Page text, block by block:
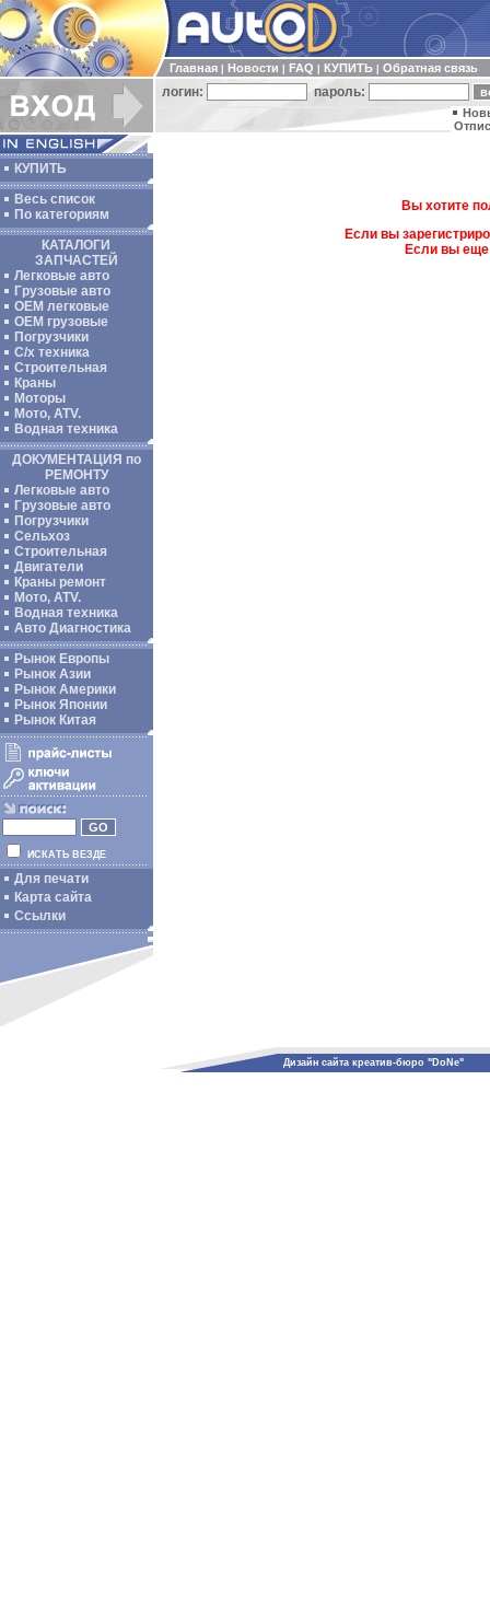
Главная Новости FAQ КУПИТЬ Обратная связь
логин: пароль:
КУПИТЬ
Весь список
По категориям
КАТАЛОГИ
ЗАПЧАСТЕЙ
Легковые авто
Грузовые авто
ОЕМ легковые
OEM грузовые
Погрузчики
С/х техника
Строительная
Краны
Моторы
Мото, ATV.
Водная техника
ДОКУМЕНТАЦИЯ по
РЕМОНТУ
Легковые авто
Грузовые авто
Погрузчики
Сельхоз
Строительная
Двигатели
Краны ремонт
Мото, ATV.
Водная техника
Авто Диагностика
Рынок Европы
Рынок Азии
Рынок Америки
Рынок Японии
Рынок Китая
ИСКАТЬ ВЕЗДЕ
Для печати
Карта сайта
Ссылки
Вы хотите
Если вы
Если вы еще
Дизайн сайта креатив-бюро "DoNe"